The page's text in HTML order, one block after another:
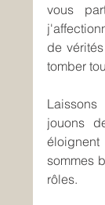
vous
de
tomber
jouons
sommes
rôles.